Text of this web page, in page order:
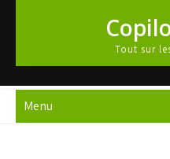
Tout sur
Menu